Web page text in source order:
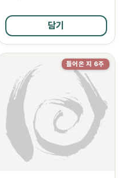
담기
들어온 지 6주